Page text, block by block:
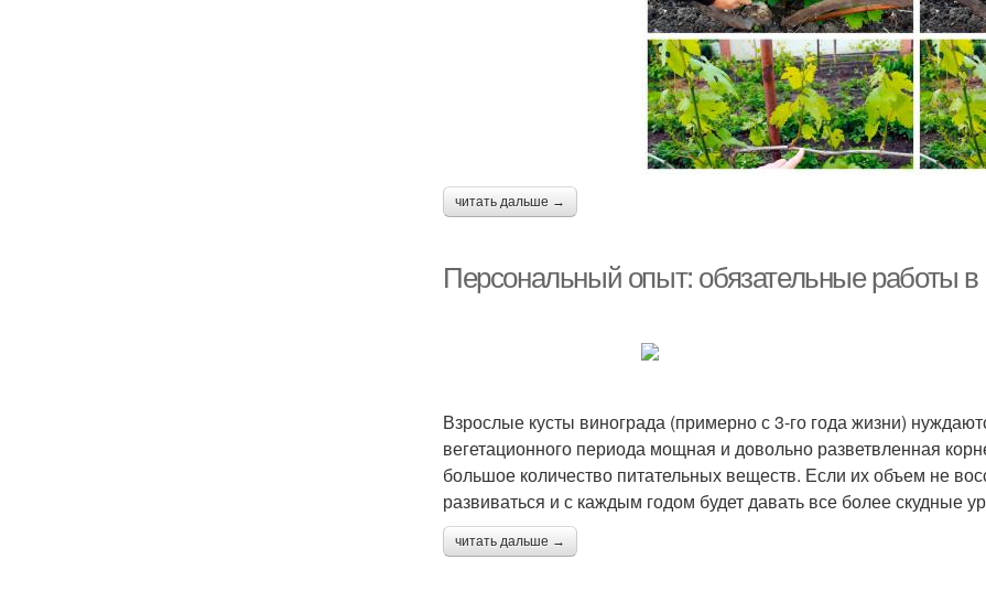
читать дальше →
Персональный опыт: обязательные работы в
Взрослые кусты винограда (примерно с 3-го года жизни)
вегетационного периода мощная и довольно разветвленная
большое количество питательных веществ. Если их объем не
развиваться и с каждым годом будет давать все более скудные
читать дальше →